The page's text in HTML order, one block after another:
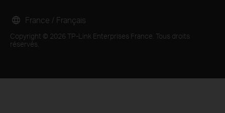
Copyright © 2026 TP-Link Enterprises France. Tous droits
réservés.
France / Français